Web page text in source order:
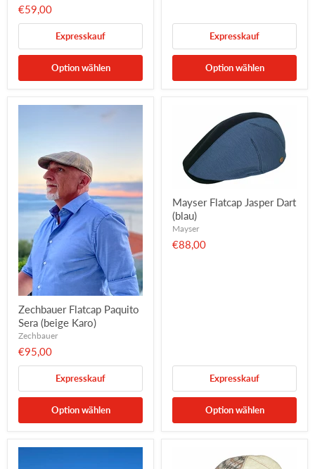
€59,00
Expresskauf
Option wählen
Expresskauf
Option wählen
Zechbauer Flatcap Paquito
Sera (beige Karo)
Zechbauer
€95,00
Expresskauf
Option wählen
Mayser Flatcap Jasper Dart
(blau)
Mayser
€88,00
Expresskauf
Option wählen